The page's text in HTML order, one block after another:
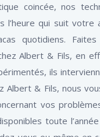
coincée, nos
l’heure qui suit votre
quotidiens.
Albert & Fils, en
ils
Albert & Fils, nous
vos
toute